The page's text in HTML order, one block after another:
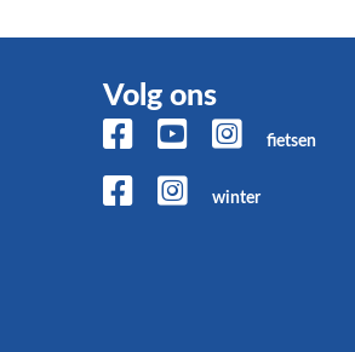
Volg ons
fietsen
winter